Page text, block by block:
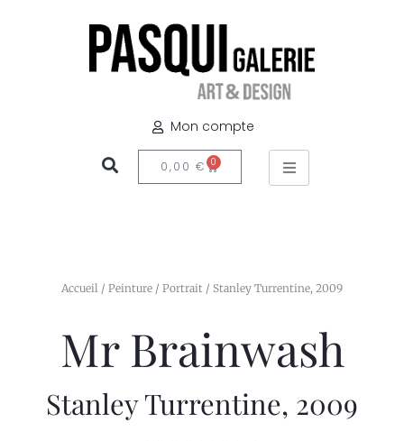
Mon compte
0,00 € 0
Accueil / Peinture / Portrait / Stanley Turrentine, 2009
Mr Brainwash
Stanley Turrentine, 2009